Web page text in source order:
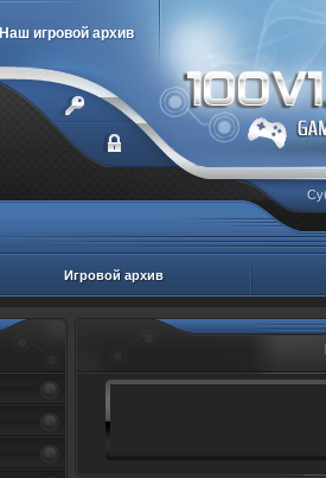
Наш игровой архив
Игровой архив